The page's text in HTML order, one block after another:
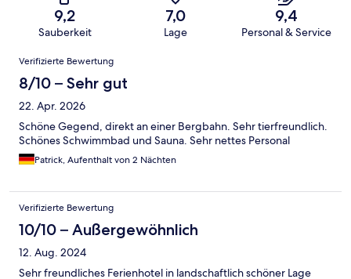
9,2
Sauberkeit
7,0
Lage
9,4
Personal & Service
Bewertungen
Verifizierte Bewertung
8/10 – Sehr gut
22. Apr. 2026
Schöne Gegend, direkt an einer Bergbahn. Sehr tierfreundlich.
Schönes Schwimmbad und Sauna. Sehr nettes Personal
Patrick, Aufenthalt von 2 Nächten
Verifizierte Bewertung
10/10 – Außergewöhnlich
12. Aug. 2024
Sehr freundliches Ferienhotel in landschaftlich schöner Lage